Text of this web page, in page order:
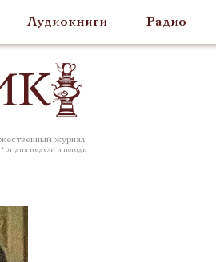
Аудиокниги Радио
журнал
* от дня недели и погоды